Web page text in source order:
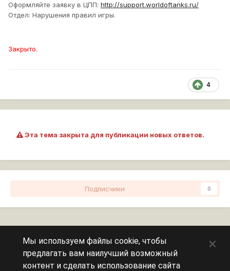
Оформляйте заявку в ЦПП: http://support.worldoftanks.ru/
Отдел: Нарушения правил игры.
Закрыто.
4
Эта тема закрыта для публикации новых ответов.
Подписчики 0
Сейчас на странице
Мы используем файлы cookie, чтобы
предлагать вам наилучший возможный
контент и сделать использование сайта
×